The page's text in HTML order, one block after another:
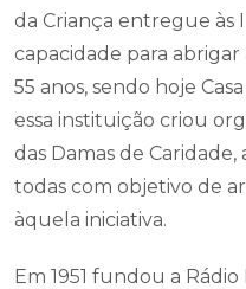
da Criança entregue às
capacidade para
55 anos, sendo hoje
essa instituição criou
das Damas de Caridade,
todas com objetivo de
àquela iniciativa.
Em 1951 fundou a